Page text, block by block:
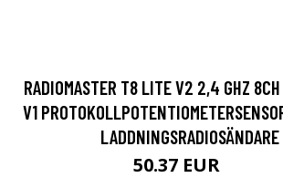
RADIOMASTER T8 LITE V2 2,4 GHZ
V1
LADDNINGSRADIOSÄNDARE
50.37 EUR